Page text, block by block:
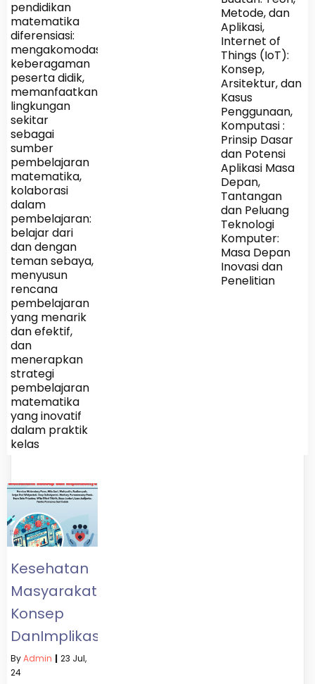
pendidikan
matematika
diferensiasi:
mengakomodasi
keberagaman
peserta didik,
memanfaatkan
lingkungan
sekitar
sebagai
sumber
pembelajaran
matematika,
kolaborasi
dalam
pembelajaran:
belajar dari
dan dengan
teman sebaya,
menyusun
rencana
pembelajaran
yang menarik
dan efektif,
dan
menerapkan
strategi
pembelajaran
matematika
yang inovatif
dalam praktik
kelas
Metode, dan
Aplikasi,
Internet of
Things (IoT):
Konsep,
Arsitektur, dan
Kasus
Penggunaan,
Komputasi :
Prinsip Dasar
dan Potensi
Aplikasi Masa
Depan,
Tantangan
dan Peluang
Teknologi
Komputer:
Masa Depan
Inovasi dan
Penelitian
Kesehatan
Masyarakat:Memahami
Konsep
DanImplikasinya
ByAdmin | 23 Jul,
24